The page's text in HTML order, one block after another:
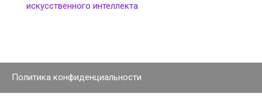
искусственного интеллекта
Политика конфиденциальности